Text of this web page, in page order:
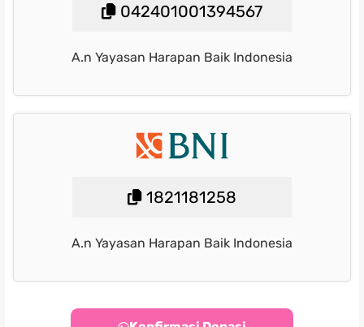
042401001394567
A.n Yayasan Harapan Baik Indonesia
1821181258
A.n Yayasan Harapan Baik Indonesia